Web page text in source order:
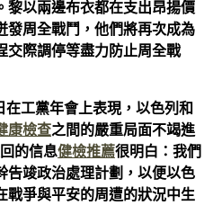
黎以兩邊布衣都在支出昂揚價
發周全戰鬥，他們將再次成為
交際調停等盡力防止周全戰
在工黨年會上表現，以色列和
康檢查之間的嚴重局面不竭進
的信息健檢推薦很明白：我們
告竣政治處理計劃，以便以色
戰爭與平安的周遭的狀況中生